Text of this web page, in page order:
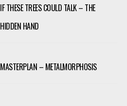
IF THESE TREES COULD TALK – THE
HIDDEN HAND
MASTERPLAN – METALMORPHOSIS